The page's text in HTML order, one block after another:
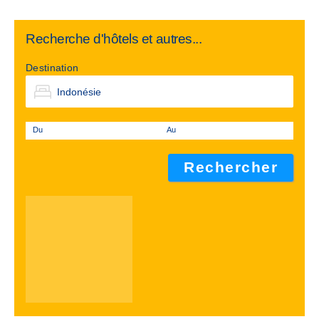
Recherche d'hôtels et autres...
Destination
Du Au